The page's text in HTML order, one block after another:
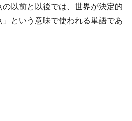
以前と以後では、世界が決定的
という意味で使われる単語であ